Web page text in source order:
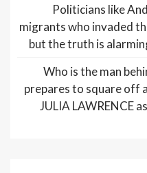
Politicians like
migrants who invaded
but the truth is
Who is the man
prepares to square off
JULIA LAWRENCE